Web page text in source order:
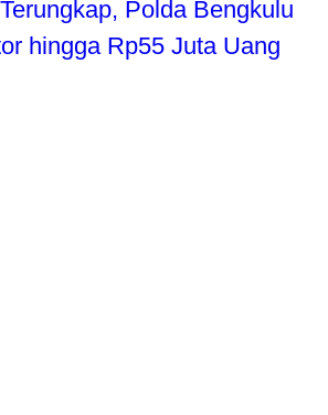
Polda Bengkulu
hingga Rp55 Juta Uang